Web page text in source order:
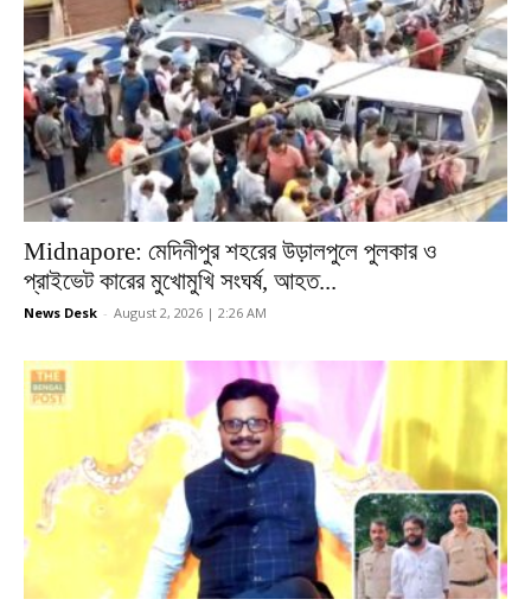
Midnapore: মেদিনীপুর শহরের উড়ালপুলে পুলকার ও
প্রাইভেট কারের মুখোমুখি সংঘর্ষ, আহত...
News Desk - August 2, 2026 | 2:26 AM